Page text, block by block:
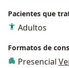
Pacientes que
Adultos
Formatos de
Presencial